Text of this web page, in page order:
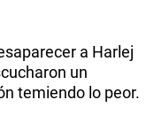
a Harlej
un
temiendo lo peor.